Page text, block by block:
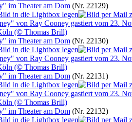
im Theater am Dom (Nr. 22129)
im Theater am Dom (Nr. 22130)
im Theater am Dom (Nr. 22131)
im Theater am Dom (Nr. 22132)